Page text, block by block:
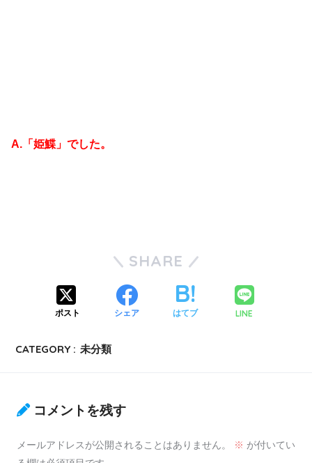
A.「姫鰈」でした。
SHARE
ポスト シェア はてブ LINE
CATEGORY : 未分類
コメントを残す
メールアドレスが公開されることはありません。 ※ が付いてい